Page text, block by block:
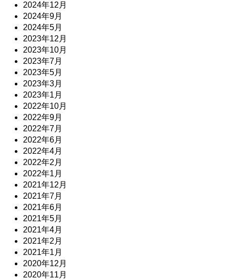
2024年12月
2024年9月
2024年5月
2023年12月
2023年10月
2023年7月
2023年5月
2023年3月
2023年1月
2022年10月
2022年9月
2022年7月
2022年6月
2022年4月
2022年2月
2022年1月
2021年12月
2021年7月
2021年6月
2021年5月
2021年4月
2021年2月
2021年1月
2020年12月
2020年11月